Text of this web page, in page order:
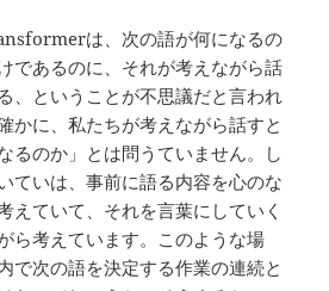
は、次の語が何になるの
であるのに、それが考えながら話
、ということが不思議だと言われ
かに、私たちが考えながら話すと
るのか」とは問うていません。し
ていは、事前に語る内容を心のな
えていて、それを言葉にしていく
ら考えています。このような場
で次の語を決定する作業の連続と